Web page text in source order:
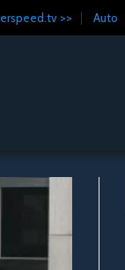
>> Auto